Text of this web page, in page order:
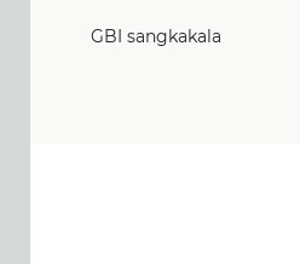
GBI sangkakala